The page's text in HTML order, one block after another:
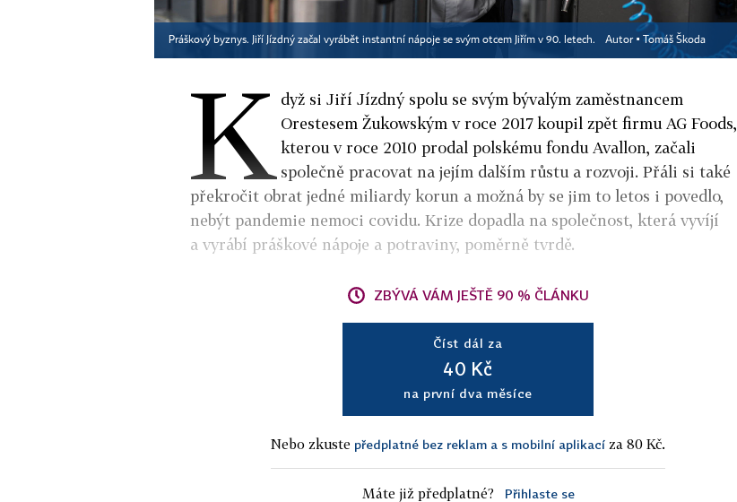
Práškový byznys. Jiří Jízdný začal vyrábět instantní nápoje se svým otcem Jiřím v 90. letech. Autor ▪ Tomáš Škoda
K dyž si Jiří Jízdný spolu se svým bývalým zaměstnancem
Orestesem Žukowským v roce 2017 koupil zpět firmu AG Foods,
kterou v roce 2010 prodal polskému fondu Avallon, začali
společně pracovat na jejím dalším růstu a rozvoji. Přáli si také
překročit obrat jedné miliardy korun a možná by se jim to letos i povedlo,
nebýt pandemie nemoci covidu. Krize dopadla na společnost, která vyvíjí
a vyrábí práškové nápoje a potraviny, poměrně tvrdě.
ZBÝVÁ VÁM JEŠTĚ 90 % ČLÁNKU
Číst dál za
40 Kč
na první dva měsíce
Nebo zkuste předplatné bez reklam a s mobilní aplikací za 80 Kč.
Máte již předplatné? Přihlaste se